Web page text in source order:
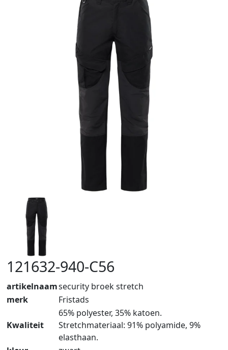
121632-940-C56
artikelnaamsecurity broek stretch
merk
Fristads
Kwaliteit
65% polyester, 35% katoen.
Stretchmateriaal: 91% polyamide, 9%
elasthaan.